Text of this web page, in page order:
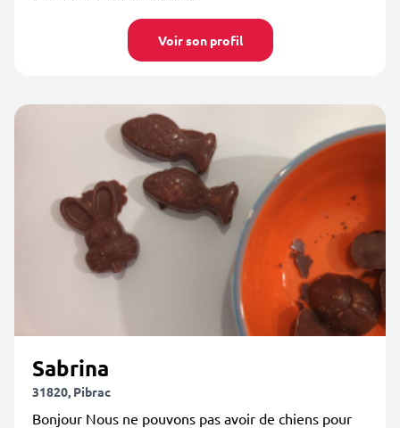
Voir son profil
Sabrina
31820, Pibrac
Bonjour Nous ne pouvons pas avoir de chiens pour